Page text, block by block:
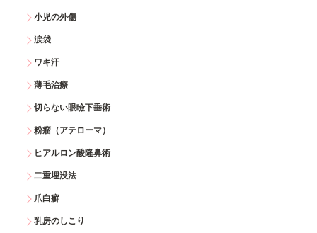
小児の外傷
涙袋
ワキ汗
薄毛治療
切らない眼瞼下垂術
粉瘤（アテローマ）
ヒアルロン酸隆鼻術
二重埋没法
爪白癬
乳房のしこり